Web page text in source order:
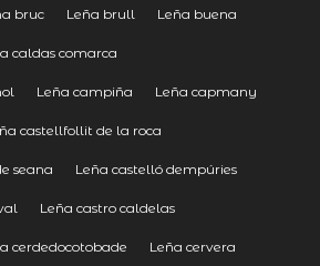
bruc Leña brull Leña buena
caldas comarca
Leña campiña Leña capmany
castellfollit de la roca
seana Leña castelló dempúries
Leña castro caldelas
cerdedocotobade Leña cervera